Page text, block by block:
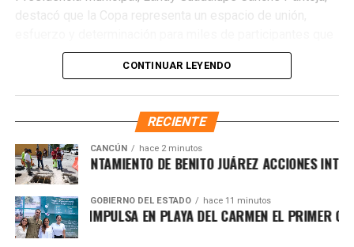
destacó que la Copa representa un espacio de unión,
encuentran en el deporte una oportunidad de crecimiento
personal. Subrayó que la administración municipal impulsa
acciones que fortalecen el bienestar y las oportunidades
para la juventud, reconociendo el papel fundamental de
madres, padres, entrenadores y organizadores en la
formación de mejores ciudadanos.
CONTINUAR LEYENDO
RECIENTE
CANCÚN hace 2 minutos
AYUNTAMIENTO DE BENITO JUÁREZ ACCIONES
GOBIERNO DEL ESTADO hace 11 minutos
LEZAMA IMPULSA EN PLAYA DEL CARMEN EL PRIMER